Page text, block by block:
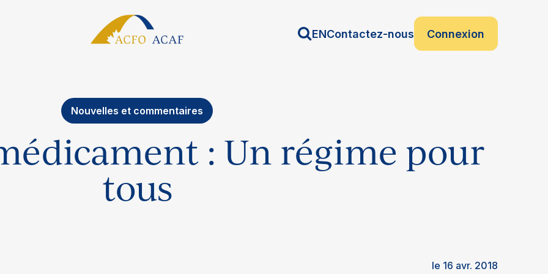
ENContactez-nous Connexion
Nouvelles et commentaires
: Un régime pour
tous
le 16 avr. 2018